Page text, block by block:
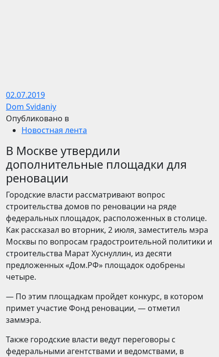
02.07.2019
Dom Svidaniy
Опубликовано в
Новостная лента
В Москве утвердили
дополнительные площадки для
реновации
Городские власти рассматривают вопрос
строительства домов по реновации на ряде
федеральных площадок, расположенных в столице.
Как рассказал во вторник, 2 июля, заместитель мэра
Москвы по вопросам градостроительной политики и
строительства Марат Хуснуллин, из десяти
предложенных «Дом.РФ» площадок одобрены
четыре.
— По этим площадкам пройдет конкурс, в котором
примет участие Фонд реновации, — отметил
заммэра.
Также городские власти ведут переговоры с
федеральными агентствами и ведомствами, в